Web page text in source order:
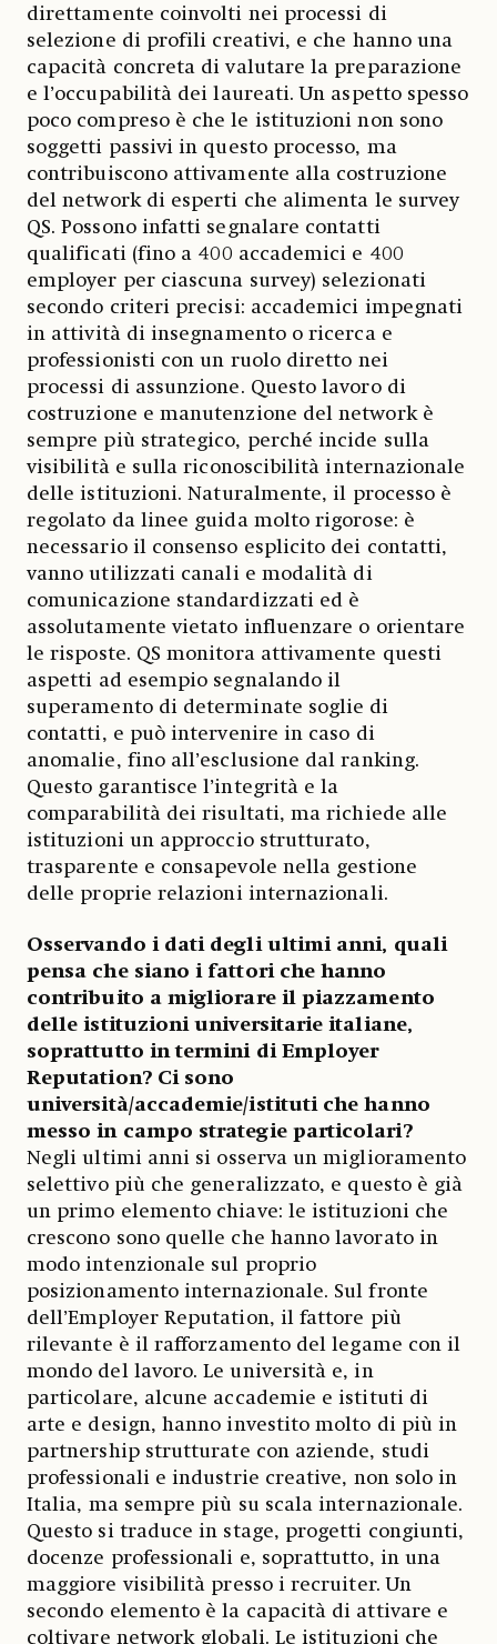
direttamente coinvolti nei processi di
selezione di profili creativi, e che hanno una
capacità concreta di valutare la preparazione
e l’occupabilità dei laureati. Un aspetto spesso
poco compreso è che le istituzioni non sono
soggetti passivi in questo processo, ma
contribuiscono attivamente alla costruzione
del network di esperti che alimenta le survey
QS. Possono infatti segnalare contatti
qualificati (fino a 400 accademici e 400
employer per ciascuna survey) selezionati
secondo criteri precisi: accademici impegnati
in attività di insegnamento o ricerca e
professionisti con un ruolo diretto nei
processi di assunzione. Questo lavoro di
costruzione e manutenzione del network è
sempre più strategico, perché incide sulla
visibilità e sulla riconoscibilità internazionale
delle istituzioni. Naturalmente, il processo è
regolato da linee guida molto rigorose: è
necessario il consenso esplicito dei contatti,
vanno utilizzati canali e modalità di
comunicazione standardizzati ed è
assolutamente vietato influenzare o orientare
le risposte. QS monitora attivamente questi
aspetti ad esempio segnalando il
superamento di determinate soglie di
contatti, e può intervenire in caso di
anomalie, fino all’esclusione dal ranking.
Questo garantisce l’integrità e la
comparabilità dei risultati, ma richiede alle
istituzioni un approccio strutturato,
trasparente e consapevole nella gestione
delle proprie relazioni internazionali.
Osservando i dati degli ultimi anni, quali
pensa che siano i fattori che hanno
contribuito a migliorare il piazzamento
delle istituzioni universitarie italiane,
soprattutto in termini di Employer
Reputation? Ci sono
università/accademie/istituti che hanno
messo in campo strategie particolari?
Negli ultimi anni si osserva un miglioramento
selettivo più che generalizzato, e questo è già
un primo elemento chiave: le istituzioni che
crescono sono quelle che hanno lavorato in
modo intenzionale sul proprio
posizionamento internazionale. Sul fronte
dell’Employer Reputation, il fattore più
rilevante è il rafforzamento del legame con il
mondo del lavoro. Le università e, in
particolare, alcune accademie e istituti di
arte e design, hanno investito molto di più in
partnership strutturate con aziende, studi
professionali e industrie creative, non solo in
Italia, ma sempre più su scala internazionale.
Questo si traduce in stage, progetti congiunti,
docenze professionali e, soprattutto, in una
maggiore visibilità presso i recruiter. Un
secondo elemento è la capacità di attivare e
coltivare network globali. Le istituzioni che